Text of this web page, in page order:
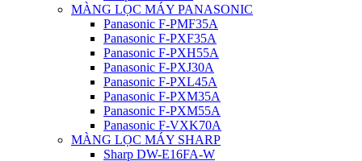
MÀNG LỌC MÁY PANASONIC
Panasonic F-PMF35A
Panasonic F-PXF35A
Panasonic F-PXH55A
Panasonic F-PXJ30A
Panasonic F-PXL45A
Panasonic F-PXM35A
Panasonic F-PXM55A
Panasonic F-VXK70A
MÀNG LỌC MÁY SHARP
Sharp DW-E16FA-W